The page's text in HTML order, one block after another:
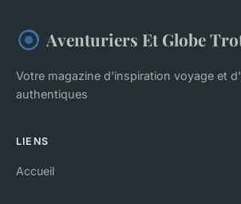
Aventuriers Et Globe
Votre magazine d'inspiration voyage et
authentiques
LIENS
Accueil